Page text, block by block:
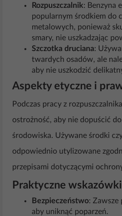
Rozpuszczalnik: Benzyna
popularnym środkiem do
metalowych, ponieważ
smary, nie uszkadzając
Szczotka druciana:
twardych osadów, ale
aby nie uszkodzić
Aspekty etyczne i
Podczas pracy z
ostrożność, aby nie dopuścić
środowiska. Używane środki
odpowiednio utylizowane
przepisami dotyczącymi
Praktyczne wskazówki
Bezpieczeństwo: Zawsze
aby uniknąć poparzeń.